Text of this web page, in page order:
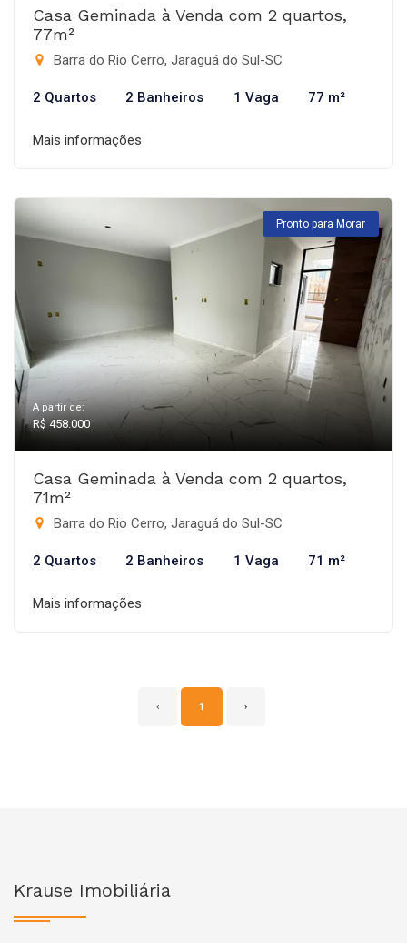
Casa Geminada à Venda com 2 quartos,
77m²
Barra do Rio Cerro, Jaraguá do Sul-SC
2 Quartos 2 Banheiros 1 Vaga 77 m²
Mais informações
Pronto para Morar
A partir de:
R$ 458.000
Casa Geminada à Venda com 2 quartos,
71m²
Barra do Rio Cerro, Jaraguá do Sul-SC
2 Quartos 2 Banheiros 1 Vaga 71 m²
Mais informações
‹ 1 ›
Krause Imobiliária